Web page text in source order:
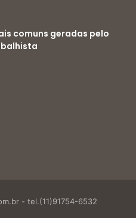
comuns geradas pelo
- tel.(11)91754-6532